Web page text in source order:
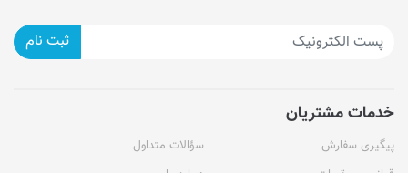
ثبت نام
خدمات مشتریان
پیگیری سفارش
سؤالات متداول